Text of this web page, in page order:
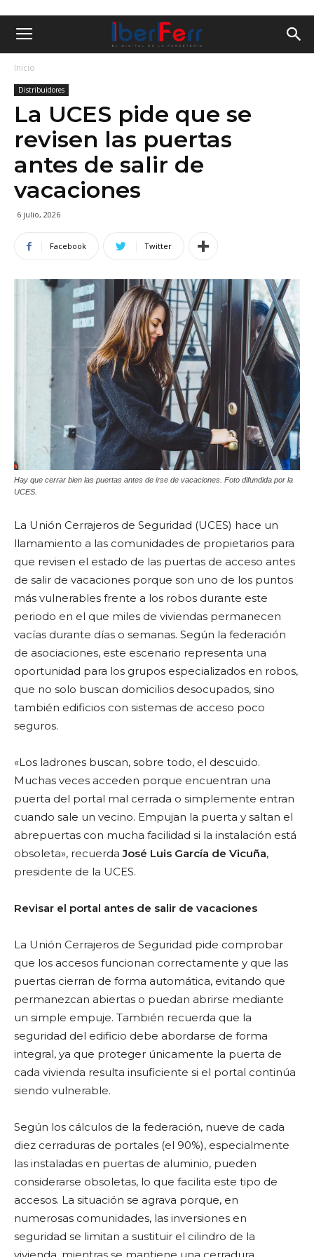
Inicio
Distribuidores
La UCES pide que se
revisen las puertas
antes de salir de
vacaciones
6 julio, 2026
Facebook Twitter
Hay que cerrar bien las puertas antes de irse de vacaciones. Foto difundida por la
UCES.
La Unión Cerrajeros de Seguridad (UCES) hace un
llamamiento a las comunidades de propietarios para
que revisen el estado de las puertas de acceso antes
de salir de vacaciones porque son uno de los puntos
más vulnerables frente a los robos durante este
periodo en el que miles de viviendas permanecen
vacías durante días o semanas. Según la federación
de asociaciones, este escenario representa una
oportunidad para los grupos especializados en robos,
que no solo buscan domicilios desocupados, sino
también edificios con sistemas de acceso poco
seguros.
«Los ladrones buscan, sobre todo, el descuido.
Muchas veces acceden porque encuentran una
puerta del portal mal cerrada o simplemente entran
cuando sale un vecino. Empujan la puerta y saltan el
abrepuertas con mucha facilidad si la instalación está
obsoleta», recuerdaJosé Luis García de Vicuña,
presidente de la UCES.
Revisar el portal antes de salir de vacaciones
La Unión Cerrajeros de Seguridad pide comprobar
que los accesos funcionan correctamente y que las
puertas cierran de forma automática, evitando que
permanezcan abiertas o puedan abrirse mediante
un simple empuje. También recuerda que la
seguridad del edificio debe abordarse de forma
integral, ya que proteger únicamente la puerta de
cada vivienda resulta insuficiente si el portal continúa
siendo vulnerable.
Según los cálculos de la federación, nueve de cada
diez cerraduras de portales (el 90%), especialmente
las instaladas en puertas de aluminio, pueden
considerarse obsoletas, lo que facilita este tipo de
accesos. La situación se agrava porque, en
numerosas comunidades, las inversiones en
seguridad se limitan a sustituir el cilindro de la